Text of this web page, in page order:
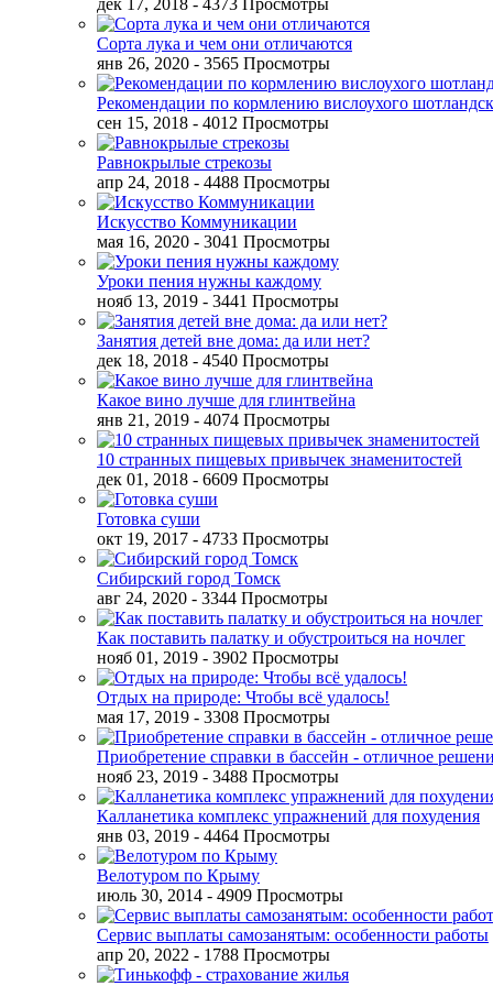
дек 17, 2018 - 4373 Просмотры
Сорта лука и чем они отличаются
янв 26, 2020 - 3565 Просмотры
Рекомендации по кормлению вислоухого
сен 15, 2018 - 4012 Просмотры
Равнокрылые стрекозы
апр 24, 2018 - 4488 Просмотры
Искусство Коммуникации
мая 16, 2020 - 3041 Просмотры
Уроки пения нужны каждому
нояб 13, 2019 - 3441 Просмотры
Занятия детей вне дома: да или нет?
дек 18, 2018 - 4540 Просмотры
Какое вино лучше для глинтвейна
янв 21, 2019 - 4074 Просмотры
10 странных пищевых привычек знаменитостей
дек 01, 2018 - 6609 Просмотры
Готовка суши
окт 19, 2017 - 4733 Просмотры
Сибирский город Томск
авг 24, 2020 - 3344 Просмотры
Как поставить палатку и обустроиться на ночлег
нояб 01, 2019 - 3902 Просмотры
Отдых на природе: Чтобы всё удалось!
мая 17, 2019 - 3308 Просмотры
Приобретение справки в бассейн - отличное
нояб 23, 2019 - 3488 Просмотры
Калланетика комплекс упражнений для похудения
янв 03, 2019 - 4464 Просмотры
Велотуром по Крыму
июль 30, 2014 - 4909 Просмотры
Сервис выплаты самозанятым: особенности работы
апр 20, 2022 - 1788 Просмотры